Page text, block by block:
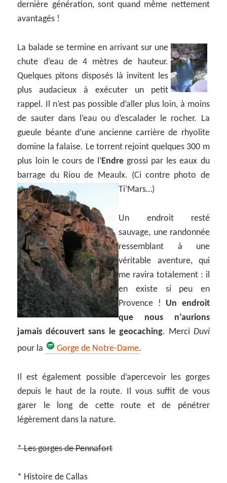
dernière génération, sont quand même nettement
avantagés !
La balade se termine en arrivant sur une
chute d’eau de 4 mètres de hauteur.
Quelques pitons disposés là invitent les
plus audacieux à exécuter un petit
rappel. Il n’est pas possible d’aller plus loin, à moins
de sauter dans l’eau ou d’escalader le rocher. La
gueule béante d’une ancienne carrière de rhyolite
domine la falaise. Le torrent rejoint quelques 300 m
plus loin le cours de l’Endre grossi par les eaux du
barrage du Riou de Meaulx. (Ci contre photo de
Ti’Mars…)
Un endroit resté
sauvage, une randonnée
ressemblant à une
véritable aventure, qui
me ravira totalement : il
en existe si peu en
Provence ! Un endroit
que nous n’aurions
jamais découvert sans le geocaching. Merci Duvi
pour la
Gorge de Notre-Dame.
Il est également possible d’apercevoir les gorges
depuis le haut de la route. Il vous suffit de vous
garer le long de cette route et de pénétrer
légèrement dans la nature.
* Les gorges de Pennafort
* Histoire de Callas